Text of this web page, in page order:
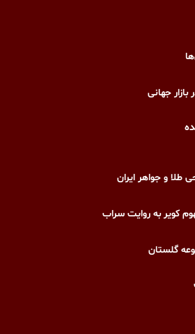
جهانی
طلا و جواهر ایران
کویر به روایت سراب
گلستان